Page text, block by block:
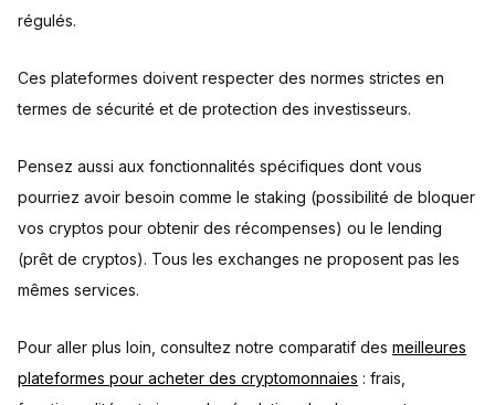
régulés.
Ces plateformes doivent respecter des normes strictes en
termes de sécurité et de protection des investisseurs.
Pensez aussi aux fonctionnalités spécifiques dont vous
pourriez avoir besoin comme le staking (possibilité de bloquer
vos cryptos pour obtenir des récompenses) ou le lending
(prêt de cryptos). Tous les exchanges ne proposent pas les
mêmes services.
Pour aller plus loin, consultez notre comparatif des meilleures
plateformes pour acheter des cryptomonnaies : frais,